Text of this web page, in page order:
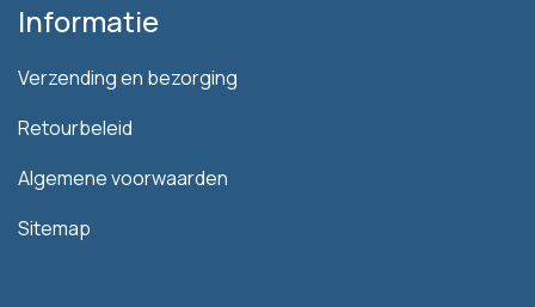
Informatie
Verzending en bezorging
Retourbeleid
Algemene voorwaarden
Sitemap